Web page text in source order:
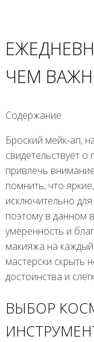
ЧЕМ
Содержание:
Броский мейк-ап,
свидетельствует
привлечь
помнить, что
исключительно
поэтому в данном
умеренность и
макияжа на
мастерски скрыть
достоинства и
ВЫБОР